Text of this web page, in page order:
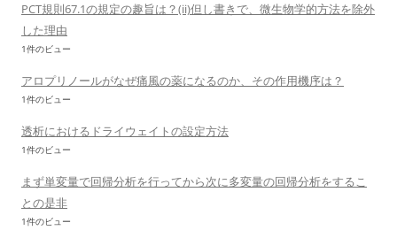
PCT規則67.1の規定の趣旨は？(ii)但し書きで、微生物学的方法を除外
した理由
1件のビュー
アロプリノールがなぜ痛風の薬になるのか、その作用機序は？
1件のビュー
透析におけるドライウェイトの設定方法
1件のビュー
まず単変量で回帰分析を行ってから次に多変量の回帰分析をするこ
との是非
1件のビュー